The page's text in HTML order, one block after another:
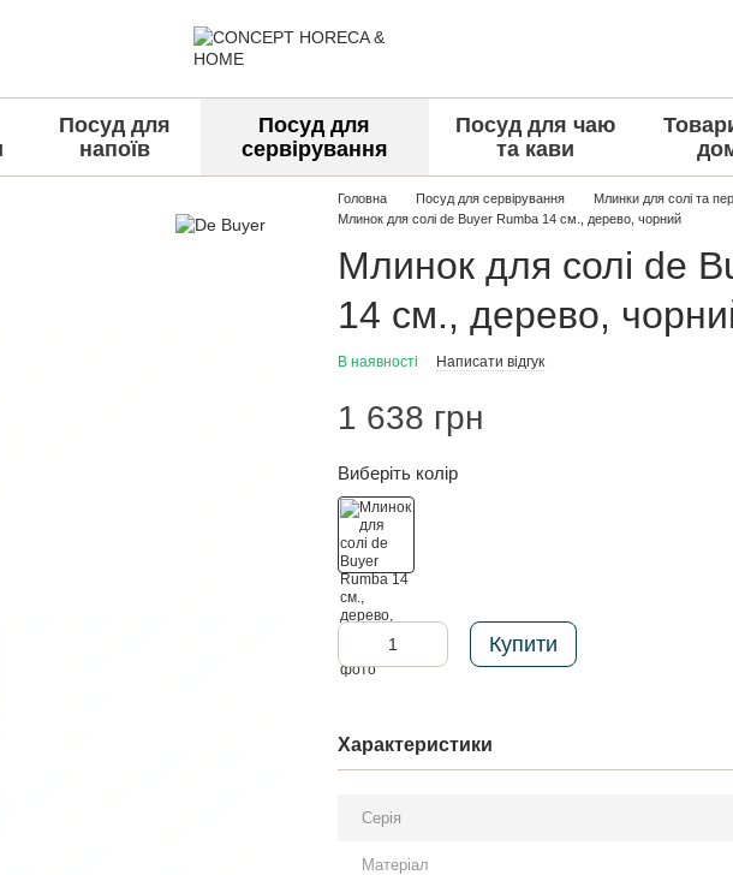
Посуд для
напоїв
Посуд для
сервірування
Посуд для чаю
та кави
Головна Посуд для сервірування Млинки для солі та
Млинок для солі de Buyer Rumba 14 см., дерево, чорний
Млинок для солі de
14 см., дерево,
В наявності Написати відгук
1 638 грн
Виберіть колір
Купити
Характеристики
Серія
Матеріал